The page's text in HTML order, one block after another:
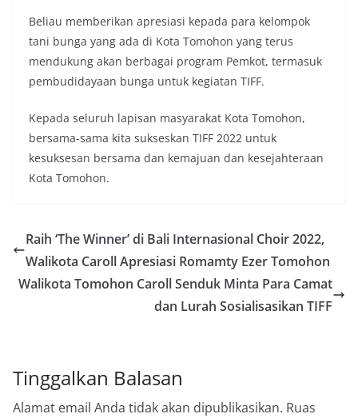
Beliau memberikan apresiasi kepada para kelompok
tani bunga yang ada di Kota Tomohon yang terus
mendukung akan berbagai program Pemkot, termasuk
pembudidayaan bunga untuk kegiatan TIFF.
Kepada seluruh lapisan masyarakat Kota Tomohon,
bersama-sama kita sukseskan TIFF 2022 untuk
kesuksesan bersama dan kemajuan dan kesejahteraan
Kota Tomohon.
Raih ‘The Winner’ di Bali Internasional Choir 2022,
Walikota Caroll Apresiasi Romamty Ezer Tomohon
Walikota Tomohon Caroll Senduk Minta Para Camat
dan Lurah Sosialisasikan TIFF
Tinggalkan Balasan
Alamat email Anda tidak akan dipublikasikan. Ruas